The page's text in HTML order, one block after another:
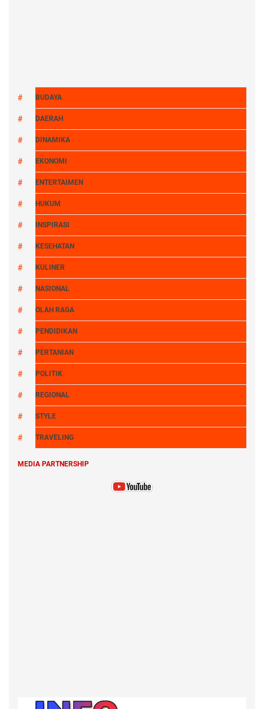
BUDAYA
DAERAH
DINAMIKA
EKONOMI
ENTERTAIMEN
HUKUM
INSPIRASI
KESEHATAN
KULINER
NASIONAL
OLAH RAGA
PENDIDIKAN
PERTANIAN
POLITIK
REGIONAL
STYLE
TRAVELING
MEDIA PARTNERSHIP